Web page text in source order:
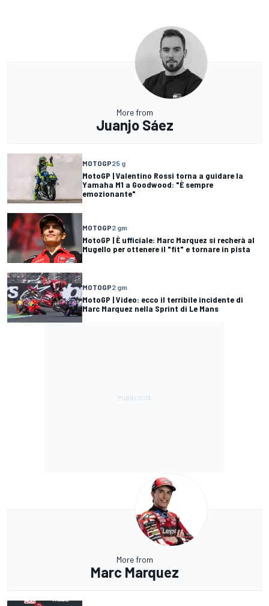
More from
Juanjo Sáez
MOTOGP25 g
MotoGP | Valentino Rossi torna a guidare la
Yamaha M1 a Goodwood: "È sempre
emozionante"
MOTOGP2 gm
MotoGP | È ufficiale: Marc Marquez si recherà al
Mugello per ottenere il "fit" e tornare in pista
MOTOGP2 gm
MotoGP | Video: ecco il terribile incidente di
Marc Marquez nella Sprint di Le Mans
More from
Marc Marquez